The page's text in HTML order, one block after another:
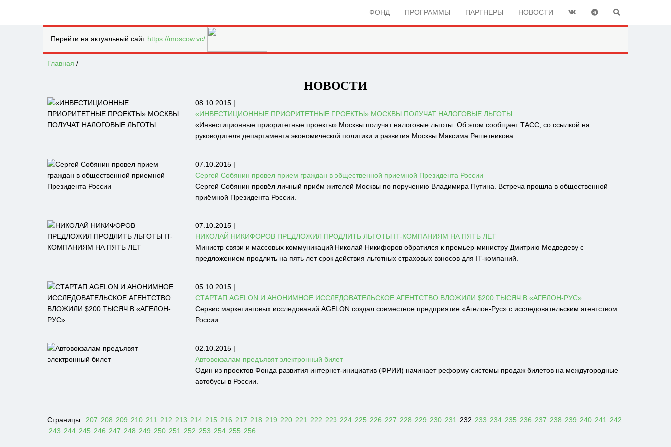
ФОНД ПРОГРАММЫ ПАРТНЕРЫ НОВОСТИ
Перейти на актуальный сайт https://moscow.vc/
Главная /
НОВОСТИ
08.10.2015 |
«ИНВЕСТИЦИОННЫЕ ПРИОРИТЕТНЫЕ ПРОЕКТЫ» МОСКВЫ ПОЛУЧАТ НАЛОГОВЫЕ ЛЬГОТЫ
«Инвестиционные приоритетные проекты» Москвы получат налоговые льготы. Об этом сообщает ТАСС, со ссылкой на
руководителя департамента экономической политики и развития Москвы Максима Решетникова.
07.10.2015 |
Сергей Собянин провел прием граждан в общественной приемной Президента России
Сергей Собянин провёл личный приём жителей Москвы по поручению Владимира Путина. Встреча прошла в общественной
приёмной Президента России.
07.10.2015 |
НИКОЛАЙ НИКИФОРОВ ПРЕДЛОЖИЛ ПРОДЛИТЬ ЛЬГОТЫ IT-КОМПАНИЯМ НА ПЯТЬ ЛЕТ
Министр связи и массовых коммуникаций Николай Никифоров обратился к премьер-министру Дмитрию Медведеву с
предложением продлить на пять лет срок действия льготных страховых взносов для IT-компаний.
05.10.2015 |
СТАРТАП AGELON И АНОНИМНОЕ ИССЛЕДОВАТЕЛЬСКОЕ АГЕНТСТВО ВЛОЖИЛИ $200 ТЫСЯЧ В «АГЕЛОН-РУС»
Сервис маркетинговых исследований AGELON создал совместное предприятие «Агелон-Рус» с исследовательским агентством
России
02.10.2015 |
Автовокзалам предъявят электронный билет
Один из проектов Фонда развития интернет-инициатив (ФРИИ) начинает реформу системы продаж билетов на междугородные
автобусы в России.
Страницы: 207 208 209 210 211 212 213 214 215 216 217 218 219 220 221 222 223 224 225 226 227 228 229 230 231 232 233 234 235 236 237 238 239 240 241
242
243 244 245 246 247 248 249 250 251 252 253 254 255 256